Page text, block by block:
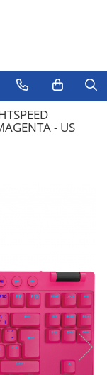
- US